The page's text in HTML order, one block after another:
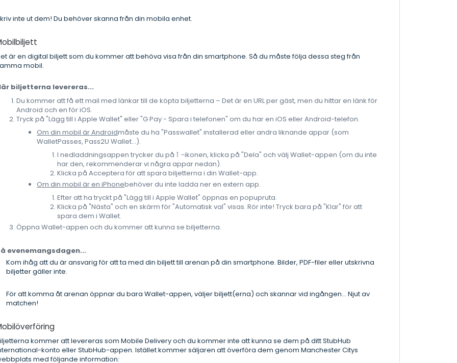
inte ut dem! Du behöver skanna från din mobila enhet.
är en digital biljett som du kommer att behöva visa från din smartphone. Så du måste följa dessa steg från
mobil.
biljetterna levereras...
Du kommer att få ett mail med länkar till de köpta biljetterna – Det är en URL per gäst, men du hittar en länk för
Android och en för iOS.
Tryck på "Lägg till i Apple Wallet" eller "G Pay - Spara i telefonen" om du har en iOS eller Android-telefon.
Om din mobil är Androidmåste du ha "Passwallet" installerad eller andra liknande appar (som
WalletPasses, Pass2U Wallet...).
I nedladdningsappen trycker du på ⠇-ikonen, klicka på "Dela" och välj Wallet-appen (om du inte
har den, rekommenderar vi några appar nedan).
Klicka på Acceptera för att spara biljetterna i din Wallet-app.
Om din mobil är en iPhonebehöver du inte ladda ner en extern app.
Efter att ha tryckt på "Lägg till i Apple Wallet" öppnas en popupruta.
Klicka på "Nästa" och en skärm för "Automatisk val" visas. Rör inte! Tryck bara på "Klar" för att
spara dem i Wallet.
Öppna Wallet-appen och du kommer att kunna se biljetterna.
evenemangsdagen...
Kom ihåg att du är ansvarig för att ta med din biljett till arenan på din smartphone. Bilder, PDF-filer eller utskrivna
biljetter gäller inte.
För att komma åt arenan öppnar du bara Wallet-appen, väljer biljett(erna) och skannar vid ingången... Njut av
matchen!
kommer att levereras som Mobile Delivery och du kommer inte att kunna se dem på ditt StubHub
konto eller StubHub-appen. Istället kommer säljaren att överföra dem genom Manchester Citys
med följande information: